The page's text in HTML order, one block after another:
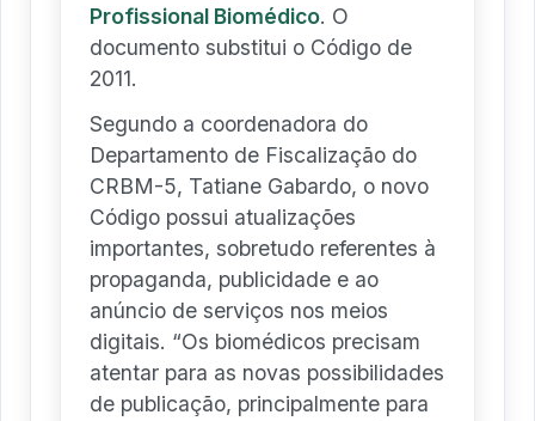
Profissional Biomédico. O
documento substitui o Código de
2011.
Segundo a coordenadora do
Departamento de Fiscalização do
CRBM-5, Tatiane Gabardo, o novo
Código possui atualizações
importantes, sobretudo referentes à
propaganda, publicidade e ao
anúncio de serviços nos meios
digitais. “Os biomédicos precisam
atentar para as novas possibilidades
de publicação, principalmente para